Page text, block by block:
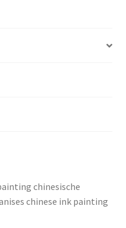
chinesische
chinese ink painting